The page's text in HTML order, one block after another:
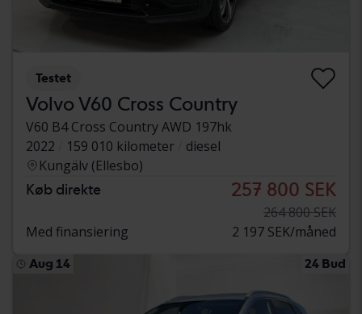
Testet
Volvo V60 Cross Country
V60 B4 Cross Country AWD 197hk
2022
159 010 kilometer
diesel
Kungälv (Ellesbo)
Køb direkte 257 800 SEK
264 800 SEK
Med finansiering
2 197 SEK/måned
Aug 14 24 Bud